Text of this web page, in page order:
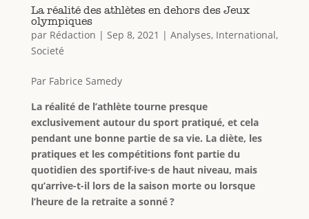
La réalité des athlètes en dehors des Jeux
olympiques
par Rédaction | Sep 8, 2021 | Analyses, International,
Societé
Par Fabrice Samedy
La réalité de l’athlète tourne presque
exclusivement autour du sport pratiqué, et cela
pendant une bonne partie de sa vie. La diète, les
pratiques et les compétitions font partie du
quotidien des sportif·ive·s de haut niveau, mais
qu’arrive-t-il lors de la saison morte ou lorsque
l’heure de la retraite a sonné ?